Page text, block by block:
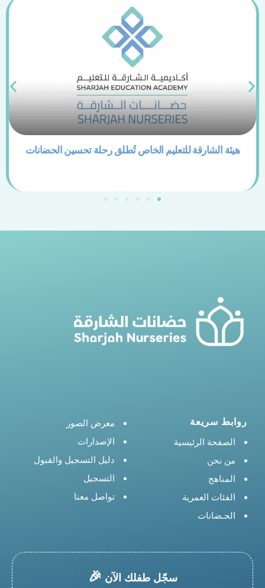
هيئة الشارقة للتعليم الخاص تُطلق رحلة تحسين الحضانات
روابط سريعة
الصفحة الرئيسية
من نحن
المناهج
الفئات العمرية
الحـضانات
معرض الصور
الإصدارات
دليل التسجيل والقبول
التسجيل
تواصل معنا
سجّل طفلك الآن 🎉